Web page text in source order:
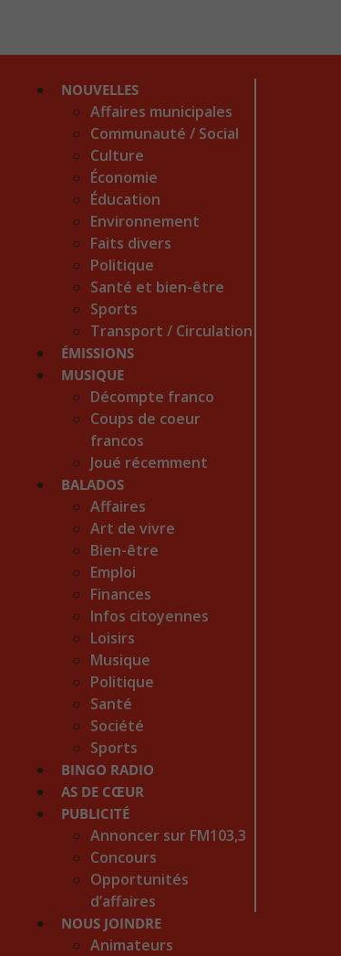
NOUVELLES
Affaires municipales
Communauté / Social
Culture
Économie
Éducation
Environnement
Faits divers
Politique
Santé et bien-être
Sports
Transport / Circulation
ÉMISSIONS
MUSIQUE
Décompte franco
Coups de coeur
francos
Joué récemment
BALADOS
Affaires
Art de vivre
Bien-être
Emploi
Finances
Infos citoyennes
Loisirs
Musique
Politique
Santé
Société
Sports
BINGO RADIO
AS DE CŒUR
PUBLICITÉ
Annoncer sur FM103,3
Concours
Opportunités
d’affaires
NOUS JOINDRE
Animateurs